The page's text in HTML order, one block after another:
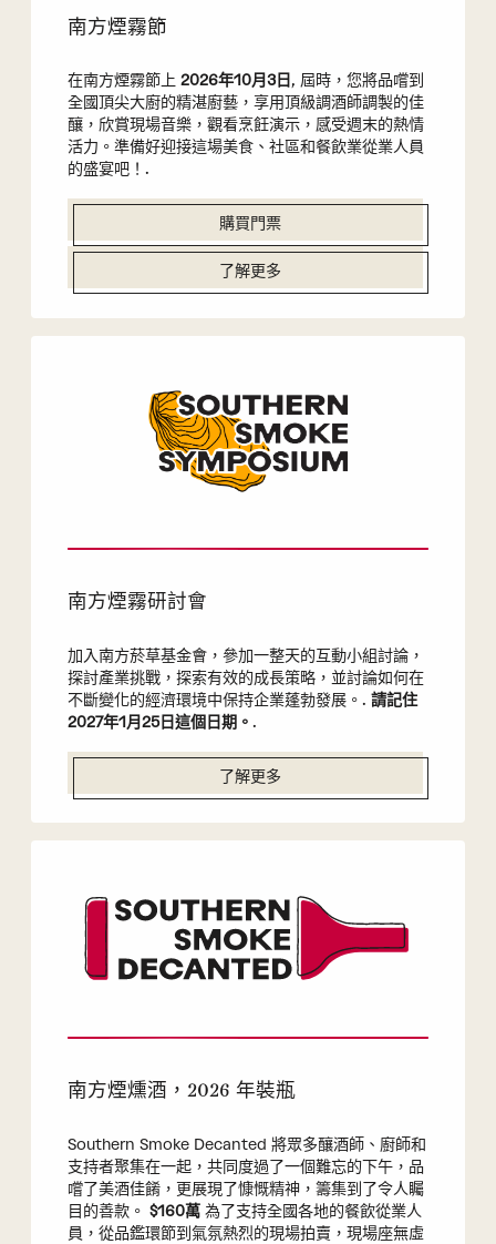
南方煙霧節
在南方煙霧節上 2026年10月3日 , 屆時，您將品嚐到
全國頂尖大廚的精湛廚藝，享用頂級調酒師調製的佳
釀，欣賞現場音樂，觀看烹飪演示，感受週末的熱情
活力。準備好迎接這場美食、社區和餐飲業從業人員
的盛宴吧！.
購買門票
了解更多
南方煙霧研討會
加入南方菸草基金會，參加一整天的互動小組討論，
探討產業挑戰，探索有效的成長策略，並討論如何在
不斷變化的經濟環境中保持企業蓬勃發展。. 請記住
2027年1月25日這個日期。 .
了解更多
南方煙燻酒，2026 年裝瓶
Southern Smoke Decanted 將眾多釀酒師、廚師和
支持者聚集在一起，共同度過了一個難忘的下午，品
嚐了美酒佳餚，更展現了慷慨精神，籌集到了令人矚
目的善款。 $160萬為了支持全國各地的餐飲從業人
員，從品鑑環節到氣氛熱烈的現場拍賣，現場座無虛